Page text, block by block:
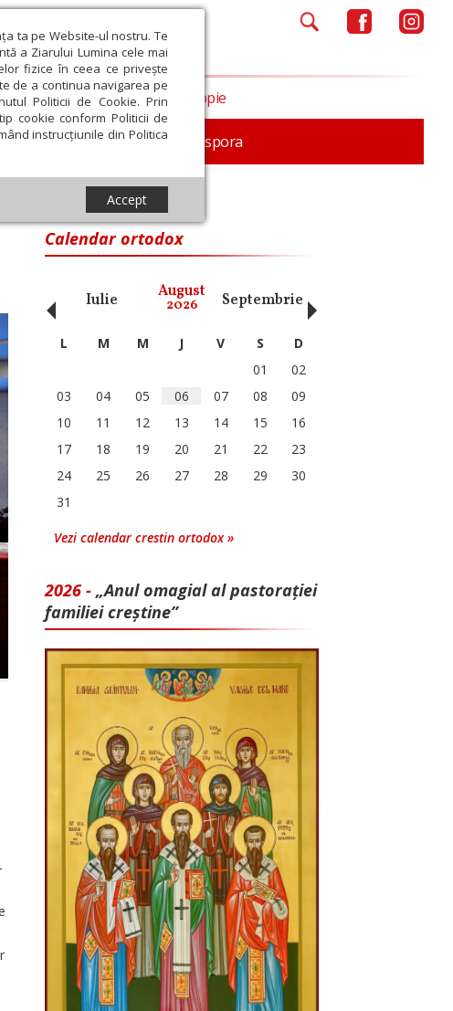
ta pe Website-ul nostru. Te
a Ziarului Lumina cele mai
fizice în ceea ce privește
de a continua navigarea pe
Politicii de Cookie. Prin
cookie conform Politicii de
instrucțiunile din Politica
Accept
In memoriam Diaspora
Opinii Filantropie
Calendar ortodox
Iulie August
2026 Septembrie Octombrie
‹ L M M J V S
D
01
02
03
04 05 06 07 08
09
10
11 12 13 14 15
16
17
18 19 20 21 22
23
24
25 26 27 28 29
30
31
Vezi calendar crestin ortodox »
2026 - „Anul omagial al pastorației
familiei creștine”